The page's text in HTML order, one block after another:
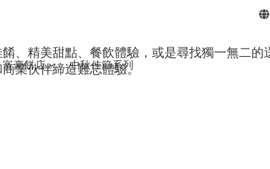
富豪餅店 中秋佳節系列
、精美甜點、餐飲體驗，或是尋找獨一無二的
業伙伴締造難忘體驗。